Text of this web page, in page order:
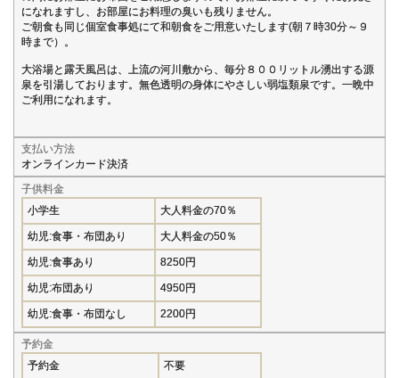
になれますし、お部屋にお料理の臭いも残りません。
ご朝食も同じ個室食事処にて和朝食をご用意いたします(朝７時30分～９
時まで）。
大浴場と露天風呂は、上流の河川敷から、毎分８００リットル湧出する源
泉を引湯しております。無色透明の身体にやさしい弱塩類泉です。一晩中
ご利用になれます。
支払い方法
オンラインカード決済
子供料金
小学生
大人料金の70％
幼児:食事・布団あり 大人料金の50％
幼児:食事あり 8250円
幼児:布団あり 4950円
幼児:食事・布団なし 2200円
予約金
予約金
不要